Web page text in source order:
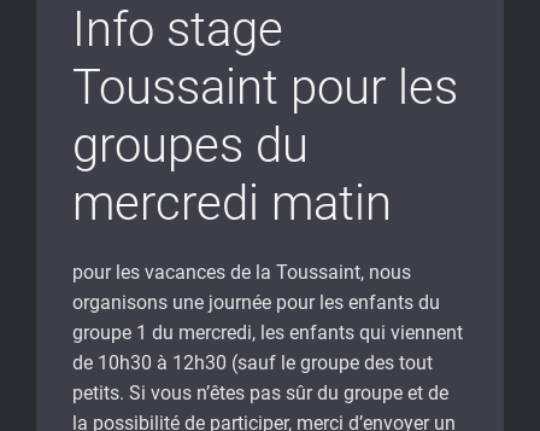
Info stage
Toussaint pour les
groupes du
mercredi matin
pour les vacances de la Toussaint, nous
organisons une journée pour les enfants du
groupe 1 du mercredi, les enfants qui viennent
de 10h30 à 12h30 (sauf le groupe des tout
petits. Si vous n’êtes pas sûr du groupe et de
la possibilité de participer, merci d’envoyer un